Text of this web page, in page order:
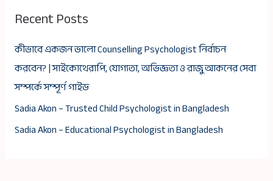
Recent Posts
কীভাবে একজন ভালো Counselling Psychologist নির্বাচন
করবেন? | সাইকোথেরাপি, যোগ্যতা, অভিজ্ঞতা ও রাজু আকনের সেবা
সম্পর্কে সম্পূর্ণ গাইড
Sadia Akon – Trusted Child Psychologist in Bangladesh
Sadia Akon – Educational Psychologist in Bangladesh